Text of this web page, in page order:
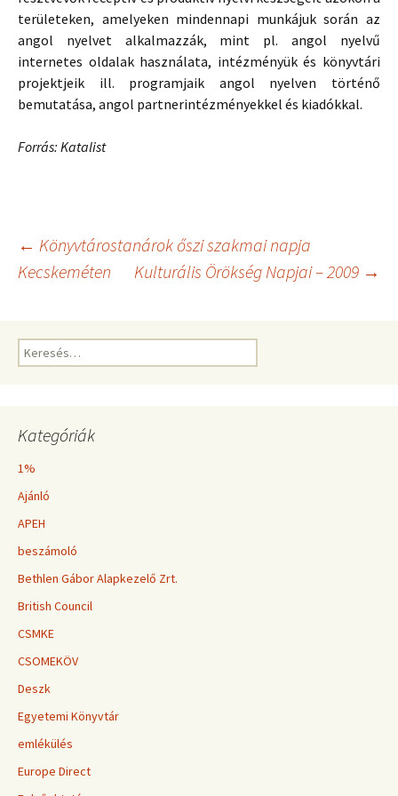
területeken, amelyeken mindennapi munkájuk során az
angol nyelvet alkalmazzák, mint pl. angol nyelvű
internetes oldalak használata, intézményük és könyvtári
projektjeik ill. programjaik angol nyelven történő
bemutatása, angol partnerintézményekkel és kiadókkal.
Forrás: Katalist
Bejegyzés
← Könyvtárostanárok őszi szakmai napja
Kecskeméten
Kulturális Örökség Napjai – 2009 →
Keresés:
Kategóriák
1%
Ajánló
APEH
beszámoló
Bethlen Gábor Alapkezelő Zrt.
British Council
CSMKE
CSOMEKÖV
Deszk
Egyetemi Könyvtár
emlékülés
Europe Direct